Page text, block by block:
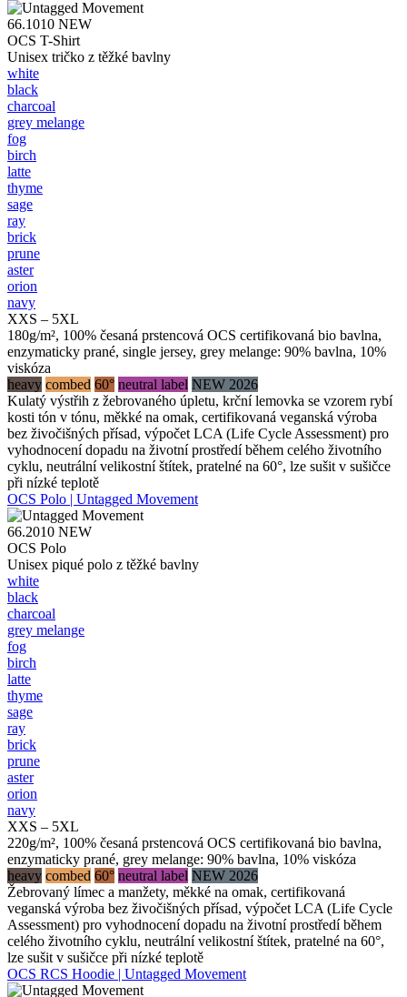
66.1010 NEW
OCS T-Shirt
Unisex tričko z těžké bavlny
white
black
charcoal
grey melange
fog
birch
latte
thyme
sage
ray
brick
prune
aster
orion
navy
XXS – 5XL
180g/m², 100% česaná prstencová OCS certifikovaná bio bavlna,
enzymaticky prané, single jersey, grey melange: 90% bavlna, 10%
viskóza
heavy combed 60° neutral label NEW 2026
Kulatý výstřih z žebrovaného úpletu, krční lemovka se vzorem rybí
kosti tón v tónu, měkké na omak, certifikovaná veganská výroba
bez živočišných přísad, výpočet LCA (Life Cycle Assessment) pro
vyhodnocení dopadu na životní prostředí během celého životního
cyklu, neutrální velikostní štítek, pratelné na 60°, lze sušit v sušičce
při nízké teplotě
OCS Polo | Untagged Movement
66.2010 NEW
OCS Polo
Unisex piqué polo z těžké bavlny
white
black
charcoal
grey melange
fog
birch
latte
thyme
sage
ray
brick
prune
aster
orion
navy
XXS – 5XL
220g/m², 100% česaná prstencová OCS certifikovaná bio bavlna,
enzymaticky prané, grey melange: 90% bavlna, 10% viskóza
heavy combed 60° neutral label NEW 2026
Žebrovaný límec a manžety, měkké na omak, certifikovaná
veganská výroba bez živočišných přísad, výpočet LCA (Life Cycle
Assessment) pro vyhodnocení dopadu na životní prostředí během
celého životního cyklu, neutrální velikostní štítek, pratelné na 60°,
lze sušit v sušičce při nízké teplotě
OCS RCS Hoodie | Untagged Movement